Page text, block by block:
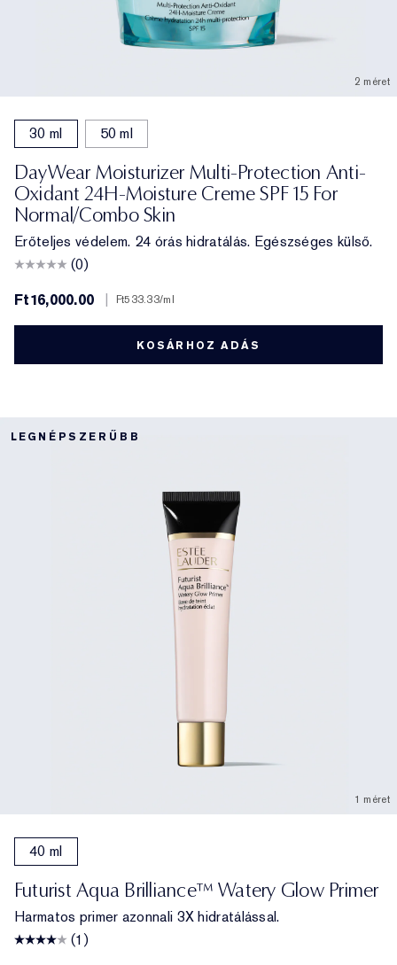
2 méret
30 ml 50 ml
DayWear Moisturizer Multi-Protection Anti-
Oxidant 24H-Moisture Creme SPF 15 For
Normal/Combo Skin
Erőteljes védelem. 24 órás hidratálás. Egészséges külső.
(0)
Ft16,000.00
Ft533.33/ml
KOSÁRHOZ ADÁS
LEGNÉPSZERŰBB
1 méret
40 ml
Futurist Aqua Brilliance™ Watery Glow Primer
Harmatos primer azonnali 3X hidratálással.
(1)